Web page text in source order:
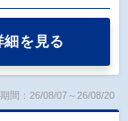
細を見る
間：26/08/07～26/08/20